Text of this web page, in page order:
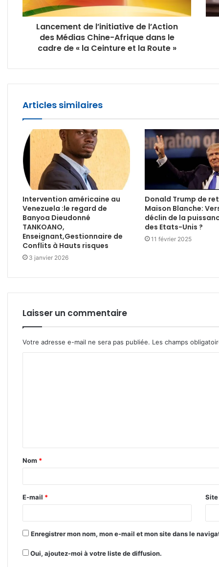
Lancement de l’initiative de l’Action
des Médias Chine-Afrique dans le
cadre de « la Ceinture et la Route »
Articles similaires
Intervention américaine au
Venezuela :le regard de
Banyoa Dieudonné
TANKOANO,
Enseignant,Gestionnaire de
Conflits à Hauts risques
3 janvier 2026
Donald Trump de
Maison Blanche:
déclin de la
des Etats-Unis ?
11 février 2025
Laisser un commentaire
Votre adresse e-mail ne sera pas publiée. Les champs
t
a
e
*
Nom *
E-mail *
Enregistrer mon nom, mon e-mail et mon site dans le
Oui, ajoutez-moi à votre liste de diffusion.